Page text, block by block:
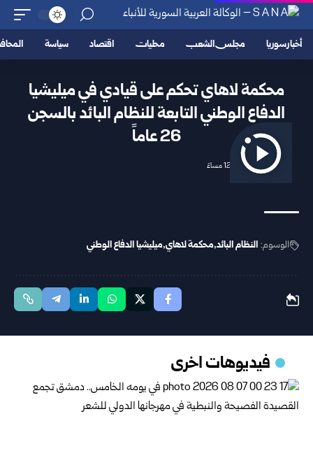
أخبار سوريا مجلس الشعب محليات اقتصاد سياسة
محكمة لاهاي تحكم على قيادي في ميليشيا
الدفاع الوطني ‌‏التابعة للنظام البائد بالسجن
26 عاماً
2026/06/16 12:49 مساءً
الوسوم: النظام البائد محكمة لاهاي ميليشيا الدفاع الوطني ‌
فيديوهات اخرى